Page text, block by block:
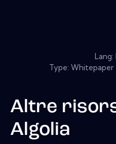
Lang:
Type: Whitepaper
Altre
Algolia